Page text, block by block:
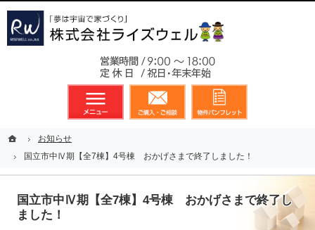
ホームお知らせ
国立市中Ⅳ期【全7棟】4号棟 おかげさまで終了しました！
国立市中Ⅳ期【全7棟】4号棟 おかげさまで終了し
ました！
メニュー 資料請求・お問合せ
ホームお知らせ
国立市中Ⅳ期【全7棟】4号棟 おかげさまで終了しました！